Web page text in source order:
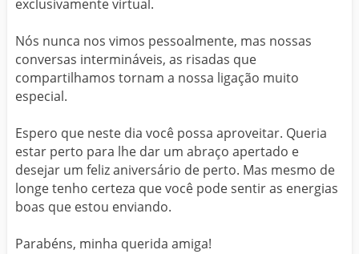
exclusivamente virtual.
Nós nunca nos vimos pessoalmente, mas nossas
conversas intermináveis, as risadas que
compartilhamos tornam a nossa ligação muito
especial.
Espero que neste dia você possa aproveitar. Queria
estar perto para lhe dar um abraço apertado e
desejar um feliz aniversário de perto. Mas mesmo de
longe tenho certeza que você pode sentir as energias
boas que estou enviando.
Parabéns, minha querida amiga!